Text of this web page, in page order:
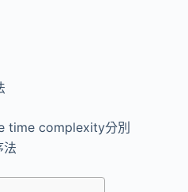
time complexity分別
法